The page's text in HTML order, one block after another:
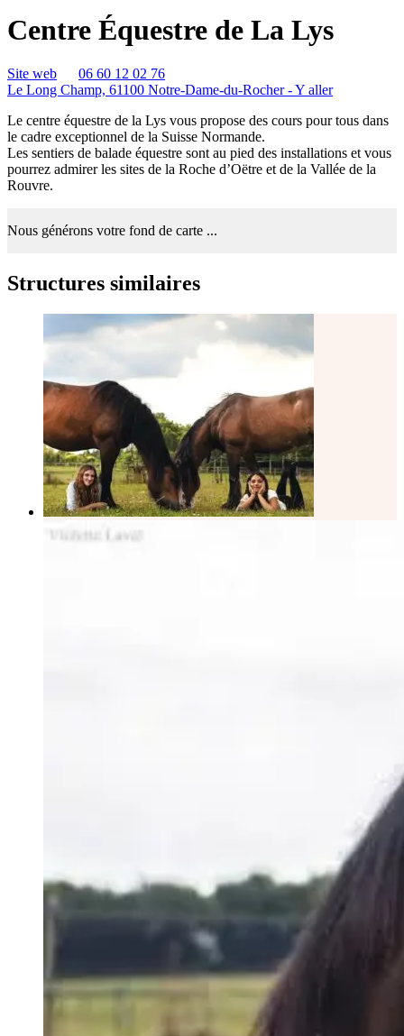
Centre Équestre de La Lys
Site web
06 60 12 02 76
Le Long Champ, 61100 Notre-Dame-du-Rocher -Y aller
Le centre équestre de la Lys vous propose des cours pour tous dans
le cadre exceptionnel de la Suisse Normande.
Les sentiers de balade équestre sont au pied des installations et vous
pourrez admirer les sites de la Roche d’Oëtre et de la Vallée de la
Rouvre.
Nous générons votre fond de carte ...
Structures similaires